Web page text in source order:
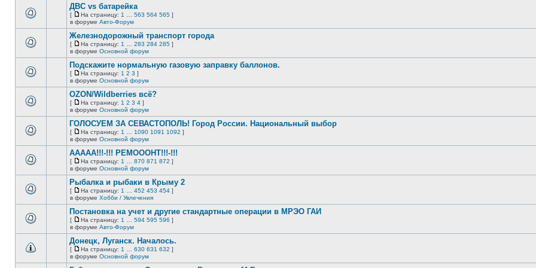
сообщений.
непрочитанных
сообщений.
этой
непрочитанных
сообщений.
ДВС vs батарейка
[
На
страницу
На страницу: 1 563 564 565 ]
в форуме Авто-Форум
этой
непрочитанных
сообщений.
Железнодорожный транспорт города
[
На
страницу
На страницу: 1 283 284 285 ]
в форуме Основной форум
этой
непрочитанных
сообщений.
Подскажите нормальную газовую заправку баллонов.
[
На
страницу
На страницу: 1 2 3 ]
в форуме Основной форум
этой
непрочитанных
OZON/Wildberries всё?
[
На
страницу
На страницу: 1 2 3 4 ]
в форуме Основной форум
этой
непрочитанных
сообщений.
ГОЛОСУЕМ ЗА СЕВАСТОПОЛЬ! Город России. Национальный выбор
[
На
страницу
На страницу: 1 1090 1091 1092 ]
в форуме Основной форум
этой
непрочитанных
сообщений.
ААААА!!!-!!! РЕМОООНТ!!!-!!!
[
На
страницу
На страницу: 1 870 871 872 ]
в форуме Основной форум
этой
непрочитанных
сообщений.
Рыбалка и рыбаки в Крыму 2
[
На
страницу
На страницу: 1 452 453 454 ]
в форуме Хобби / Увлечения
этой
непрочитанных
сообщений.
Постановка на учет и другие стандартные операции в МРЭО ГАИ
[
На
страницу
На страницу: 1 594 595 596 ]
в форуме Авто-Форум
этой
Донецк, Луганск. Началось.
[
На
страницу
На страницу: 1 630 631 632 ]
в форуме Основной форум